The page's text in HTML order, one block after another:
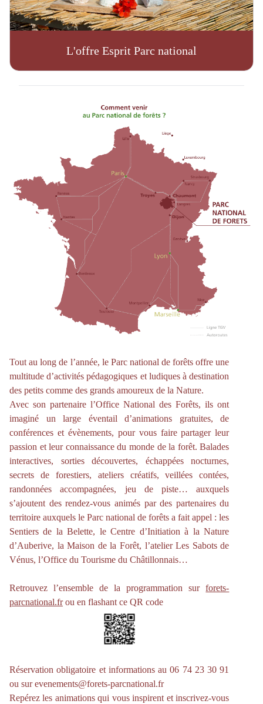
L'offre Esprit Parc national
Tout au long de l’année, le Parc national de forêts offre une
multitude d’activités pédagogiques et ludiques à destination
des petits comme des grands amoureux de la Nature.
Avec son partenaire l’Office National des Forêts, ils ont
imaginé un large éventail d’animations gratuites, de
conférences et évènements, pour vous faire partager leur
passion et leur connaissance du monde de la forêt. Balades
interactives, sorties découvertes, échappées nocturnes,
secrets de forestiers, ateliers créatifs, veillées contées,
randonnées accompagnées, jeu de piste… auxquels
s’ajoutent des rendez-vous animés par des partenaires du
territoire auxquels le Parc national de forêts a fait appel : les
Sentiers de la Belette, le Centre d’Initiation à la Nature
d’Auberive, la Maison de la Forêt, l’atelier Les Sabots de
Vénus, l’Office du Tourisme du Châtillonnais…
Retrouvez l’ensemble de la programmation surforets-
parcnational.frou en flashant ce QR code
Réservation obligatoire et informations au 06 74 23 30 91
ou sur evenements@forets-parcnational.fr
Repérez les animations qui vous inspirent et inscrivez-vous